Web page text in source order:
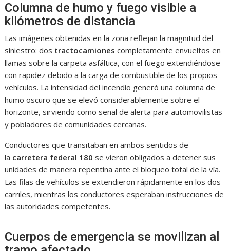
Columna de humo y fuego visible a
kilómetros de distancia
Las imágenes obtenidas en la zona reflejan la magnitud del
siniestro: dos tractocamiones completamente envueltos en
llamas sobre la carpeta asfáltica, con el fuego extendiéndose
con rapidez debido a la carga de combustible de los propios
vehículos. La intensidad del incendio generó una columna de
humo oscuro que se elevó considerablemente sobre el
horizonte, sirviendo como señal de alerta para automovilistas
y pobladores de comunidades cercanas.
Conductores que transitaban en ambos sentidos de
la carretera federal 180 se vieron obligados a detener sus
unidades de manera repentina ante el bloqueo total de la vía.
Las filas de vehículos se extendieron rápidamente en los dos
carriles, mientras los conductores esperaban instrucciones de
las autoridades competentes.
Cuerpos de emergencia se movilizan al